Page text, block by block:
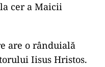
cer a Maicii
are o rânduială
Iisus Hristos.